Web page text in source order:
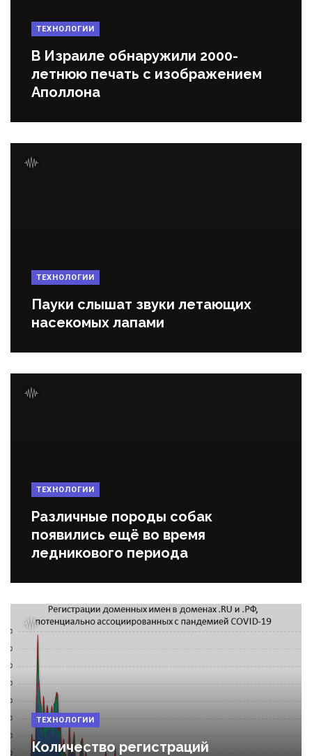
ТЕХНОЛОГИИ
В Израиле обнаружили 2000-
летнюю печать с изображением
Аполлона
ТЕХНОЛОГИИ
Пауки слышат звуки летающих
насекомых лапами
ТЕХНОЛОГИИ
Различные породы собак
появились ещё во время
ледникового периода
ТЕХНОЛОГИИ
Количество регистраций